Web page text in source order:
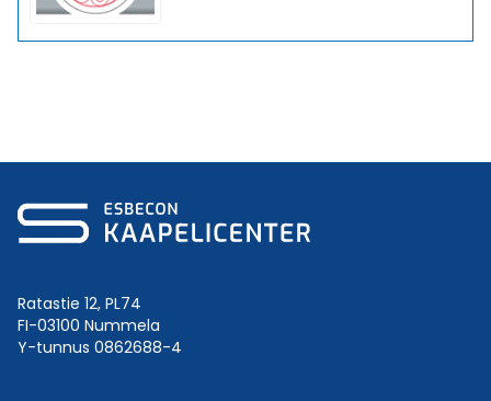
Ratastie 12, PL74
FI-03100 Nummela
Y-tunnus 0862688-4